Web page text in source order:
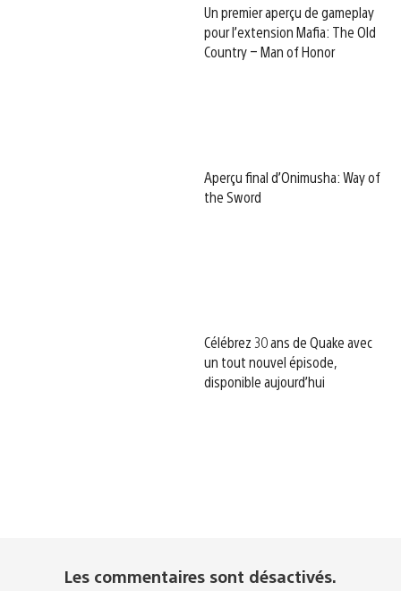
Un premier aperçu de gameplay
pour l’extension Mafia: The Old
Country – Man of Honor
Aperçu final d’Onimusha: Way of
the Sword
Célébrez 30 ans de Quake avec
un tout nouvel épisode,
disponible aujourd’hui
Les commentaires sont désactivés.